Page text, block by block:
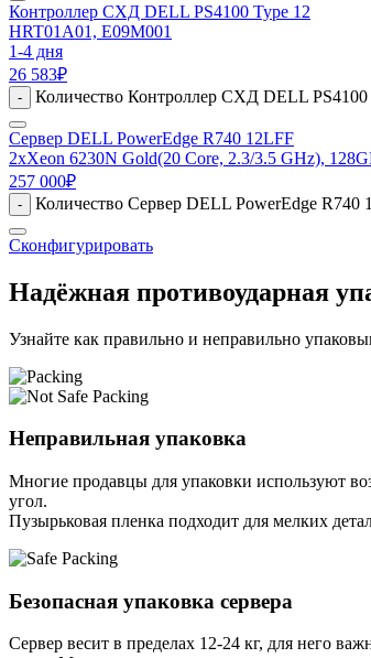
Контроллер СХД DELL PS4100 Type 12
HRT01A01, E09M001
1-4 дня
26 583₽
- Количество Контроллер СХД DELL PS4100
Сервер DELL PowerEdge R740 12LFF
2xXeon 6230N Gold(20 Core, 2.3/3.5 GHz),
257 000₽
- Количество Сервер DELL PowerEdge R740
Сконфигурировать
Надёжная противоударная
Узнайте как правильно и неправильно
Неправильная упаковка
Многие продавцы для упаковки используют
угол.
Пузырьковая пленка подходит для мелких
Безопасная упаковка сервера
Сервер весит в пределах 12-24 кг, для него